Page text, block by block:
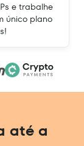
e trabalhe
único plano
até a